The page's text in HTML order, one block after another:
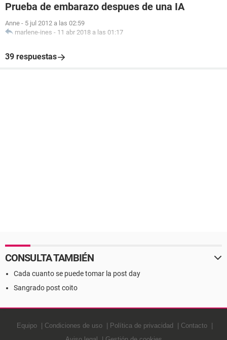
Prueba de embarazo despues de una IA
Anne - 5 jul 2012 a las 02:59
marlene-ines - 11 abr 2018 a las 01:17
39 respuestas
CONSULTA TAMBIÉN
Cada cuanto se puede tomar la post day
Sangrado post coito
Equipo Condiciones de uso Política de privacidad
Contacto